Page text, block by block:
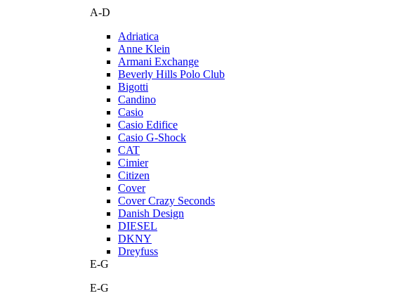
A-D
Adriatica
Anne Klein
Armani Exchange
Beverly Hills Polo Club
Bigotti
Candino
Casio
Casio Edifice
Casio G-Shock
CAT
Cimier
Citizen
Cover
Cover Crazy Seconds
Danish Design
DIESEL
DKNY
Dreyfuss
E-G
E-G